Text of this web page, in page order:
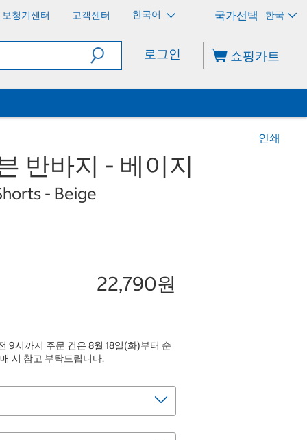
보청기센터 고객센터 한국어 한국
로그인 쇼핑카트
인쇄
반바지 - 베이지
- Beige
22,790원
9시까지 주문 건은 8월 18일(화)부터 순
시 참고 부탁드립니다.